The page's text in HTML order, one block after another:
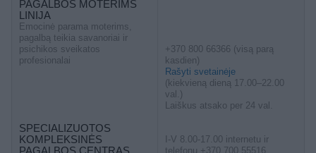
PAGALBOS MOTERIMS
LINIJA
Emocinė parama moterims,
pagalbą teikia savanoriai ir
psichikos sveikatos
profesionalai
SPECIALIZUOTOS
KOMPLEKSINĖS
PAGALBOS CENTRAS
+370 800 66366 (visą parą
kasdien)
Rašyti svetainėje
(kiekvieną dieną 17.00–22.00
val.)
Laiškus atsako per 24 val.
I-V 8.00-17.00 internetu ir
telefonu +370 700 55516